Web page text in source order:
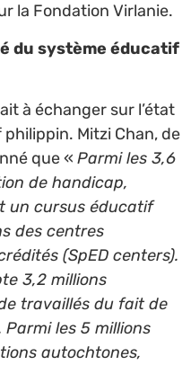
la Fondation Virlanie.
du système éducatif
à échanger sur l’état
Mitzi Chan, de
que « Parmi les 3,6
de handicap,
un cursus éducatif
des centres
(SpED centers).
3,2 millions
travaillés du fait de
les 5 millions
autochtones,